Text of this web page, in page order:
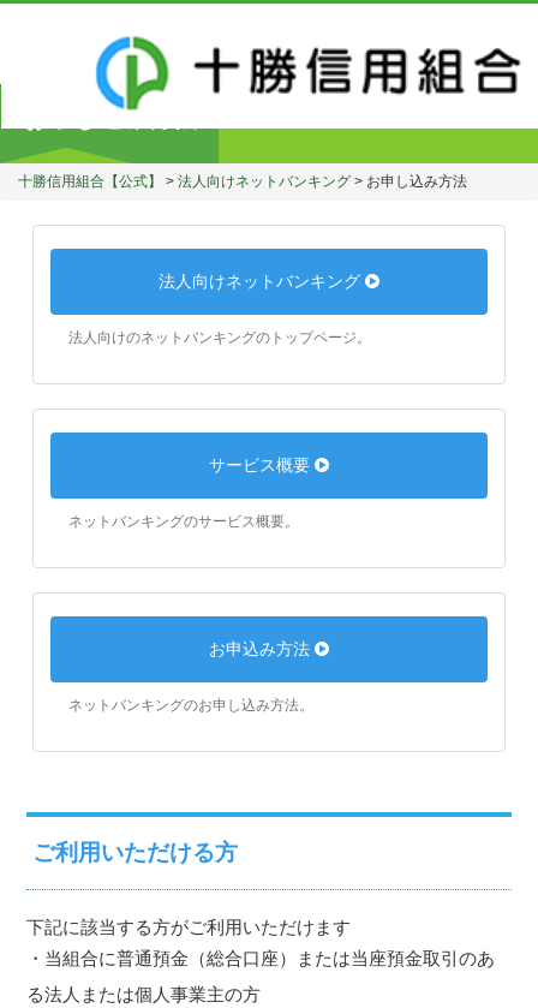
十勝信用組合【公式】 > 法人向けネットバンキング > お申し込み方法
法人向けネットバンキング
法人向けのネットバンキングのトップページ。
サービス概要
ネットバンキングのサービス概要。
お申込み方法
ネットバンキングのお申し込み方法。
ご利用いただける方
下記に該当する方がご利用いただけます
・当組合に普通預金（総合口座）または当座預金取引のあ
る法人または個人事業主の方